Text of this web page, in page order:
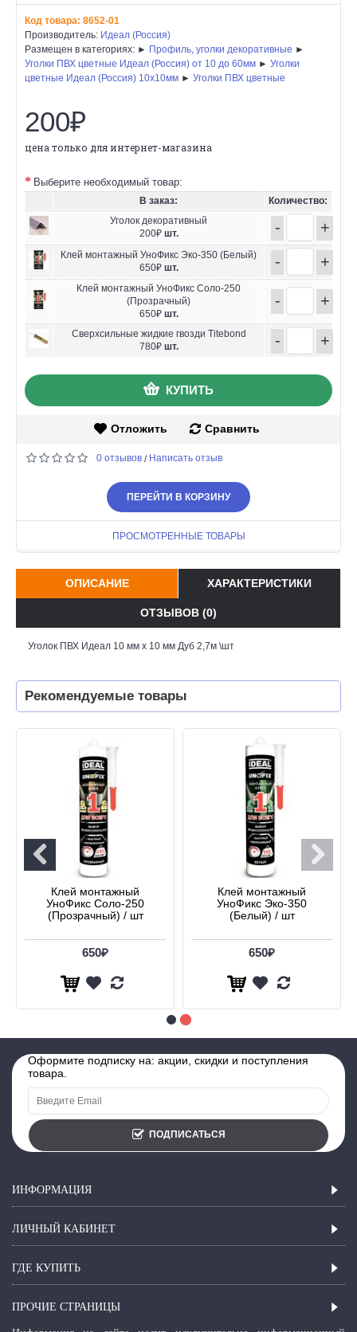
Код товара: 8652-01
Производитель: Идеал (Россия)
Размещен в категориях: ► Профиль, уголки декоративные ►
Уголки ПВХ цветные Идеал (Россия) от 10 до 60мм ► Уголки
цветные Идеал (Россия) 10х10мм ► Уголки ПВХ цветные
200₽
цена только для интернет-магазина
Выберите необходимый товар:
В заказ:
Количество:
Уголок декоративный
200₽ шт. - +
Клей монтажный УноФикс Эко-350 (Белый)
650₽ шт. - +
Клей монтажный УноФикс Соло-250
(Прозрачный)
650₽ шт.
- +
Сверхсильные жидкие гвозди Titebond
780₽ шт. - +
КУПИТЬ
Отложить Сравнить
0 отзывов / Написать отзыв
ПЕРЕЙТИ В КОРЗИНУ
ПРОСМОТРЕННЫЕ ТОВАРЫ
ОПИСАНИЕ ХАРАКТЕРИСТИКИ
ОТЗЫВОВ (0)
Уголок ПВХ Идеал 10 мм х 10 мм Дуб 2,7м \шт
Рекомендуемые товары
Клей монтажный
УноФикс Соло-250
(Прозрачный) / шт
650₽
Клей монтажный
УноФикс Эко-350
(Белый) / шт
650₽
Оформите подписку на: акции, скидки и поступления
товара.
ПОДПИСАТЬСЯ
ИНФОРМАЦИЯ
ЛИЧНЫЙ КАБИНЕТ
ГДЕ КУПИТЬ
ПРОЧИЕ СТРАНИЦЫ